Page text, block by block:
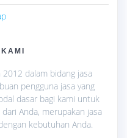
dalam bidang jasa
pengguna jasa yang
dasar bagi kami untuk
Anda, merupakan jasa
kebutuhan Anda.